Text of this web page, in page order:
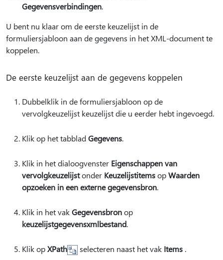
Gegevensverbindingen.
U bent nu klaar om de eerste keuzelijst in de
formuliersjabloon aan de gegevens in het XML-document te
koppelen.
De eerste keuzelijst aan de gegevens koppelen
Dubbelklik in de formuliersjabloon op de
vervolgkeuzelijst keuzelijst die u eerder hebt ingevoegd.
Klik op het tabbladGegevens.
Klik in het dialoogvenster Eigenschappen van
vervolgkeuzelijstonder KeuzelijstitemsopWaarden
opzoeken in een externe gegevensbron.
Klik in het vakGegevensbronop
keuzelijstgegevensxmlbestand.
Klik opXPath selecteren naast het vak Items .